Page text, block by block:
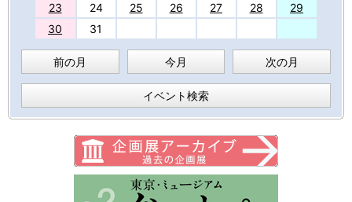
23
24 25 26 27 28
29
30
31
前の月 今月 次の月
イベント検索